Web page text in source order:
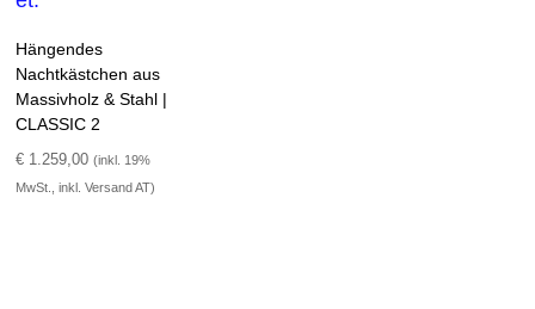
Hängendes
Nachtkästchen aus
Massivholz & Stahl |
CLASSIC 2
€ 1.259,00 (inkl. 19%
MwSt., inkl. Versand AT)